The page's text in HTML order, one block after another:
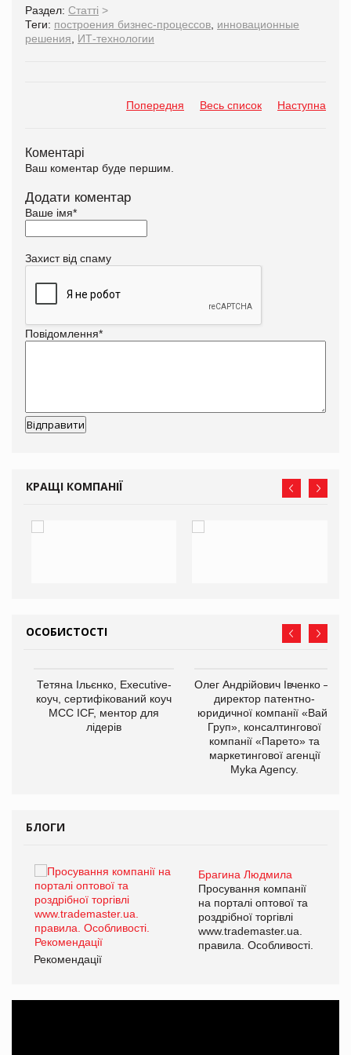
Раздел: Статті >
Теги: построения бизнес-процессов, инновационные
решения, ИТ-технологии
Попередня Весь список Наступна
Коментарі
Ваш коментар буде першим.
Додати коментар
Ваше імя*
Захист від спаму
Повідомлення*
КРАЩІ КОМПАНІЇ
ОСОБИСТОСТІ
Тетяна Ільєнко, Executive-
коуч, сертифікований коуч
МСС ICF, ментор для
лідерів
Олег Андрійович Івченко —
директор патентно-
юридичної компанії «Вайз
Груп», консалтингової
компанії «Парето» та
маркетингової агенції
Myka Agency.
БЛОГИ
Брагина Людмила
Просування компанії
на порталі оптової та
роздрібної торгівлі
www.trademaster.ua.
правила. Особливості.
Рекомендації